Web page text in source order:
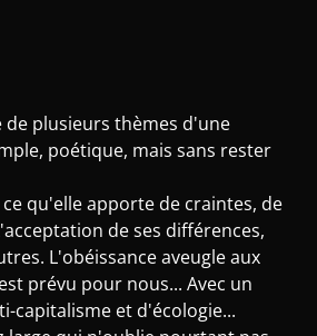
de plusieurs thèmes d'une
poétique, mais sans rester
qu'elle apporte de craintes, de
de ses différences,
L'obéissance aveugle aux
prévu pour nous... Avec un
capitalisme et d'écologie...